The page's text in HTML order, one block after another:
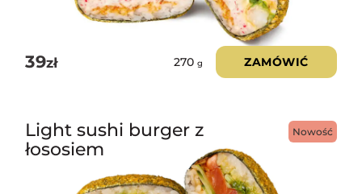
39zł 270 g ZAMÓWIĆ
Nowość
Light sushi burger z
łososiem